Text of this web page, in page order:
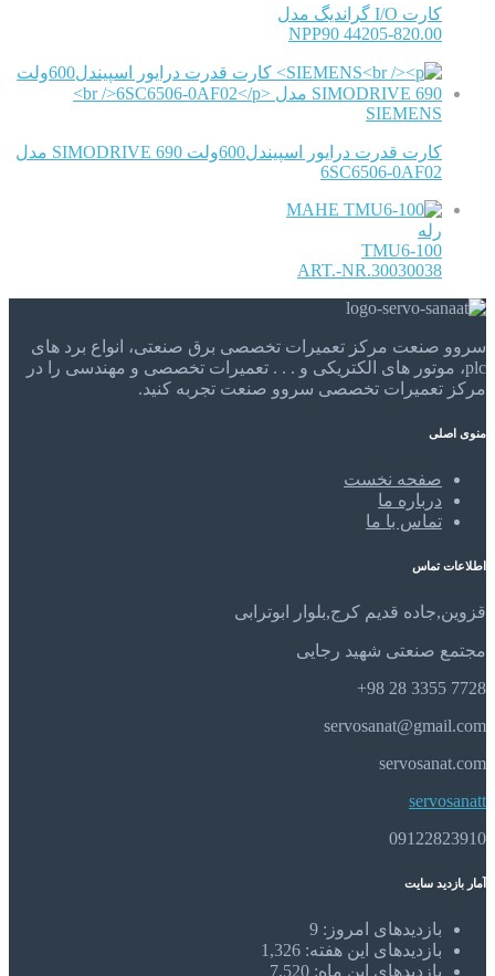
کارت I/O گراندیگ مدل
NPP90 44205-820.00
SIEMENS
کارت قدرت درایور اسپیندل600ولت SIMODRIVE 690 مدل
6SC6506-0AF02
MAHE
رله
TMU6-100
ART.-NR.30030038
سروو صنعت مرکز تعمیرات تخصصی برق صنعتی، انواع برد های
plc، موتور های الکتریکی و . . . تعمیرات تخصصی و مهندسی را در
مرکز تعمیرات تخصصی سروو صنعت تجربه کنید.
منوی اصلی
صفحه نخست
درباره ما
تماس با ما
اطلاعات تماس
قزوین,جاده قدیم کرج,بلوار ابوترابی
مجتمع صنعتی شهید رجایی
7728 3355 28 98+
servosanat@gmail.com
servosanat.com
servosanatt
09122823910
آمار بازدید سایت
بازدیدهای امروز: 9
بازدیدهای این هفته: 1,326
بازدیدهای این ماه: 7,520